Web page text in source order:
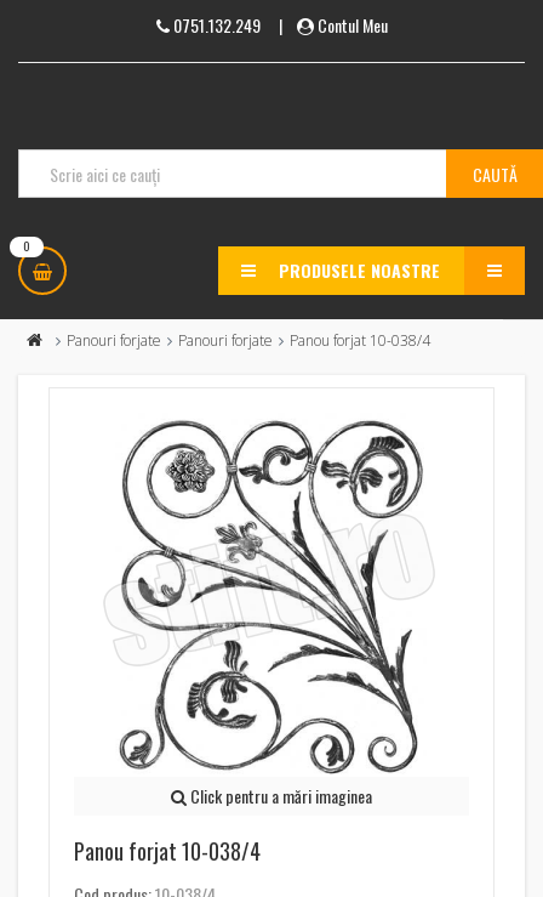
0751.132.249| Contul Meu
0
PRODUSELE NOASTRE MENU
Panouri forjate Panouri forjate Panou forjat 10-038/4
Click pentru a mări imaginea
Panou forjat 10-038/4